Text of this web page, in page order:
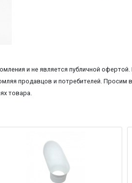
и не является публичной
продавцов и потребителей. Просим
товара.